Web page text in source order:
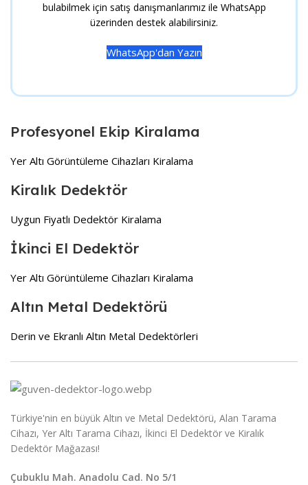
bulabilmek için satış danışmanlarımız ile WhatsApp
üzerinden destek alabilirsiniz.
WhatsApp'dan Yazın
Profesyonel Ekip Kiralama
Yer Altı Görüntüleme Cihazları Kiralama
Kiralık Dedektör
Uygun Fiyatlı Dedektör Kiralama
İkinci El Dedektör
Yer Altı Görüntüleme Cihazları Kiralama
Altın Metal Dedektörü
Derin ve Ekranlı Altın Metal Dedektörleri
Türkiye'nin en büyük Altın ve Metal Dedektörü, Alan Tarama
Cihazı, Yer Altı Tarama Cihazı, İkinci El Dedektör ve Kiralık
Dedektör Mağazası!
Çubuklu Mah. Anadolu Cad. No 5/1